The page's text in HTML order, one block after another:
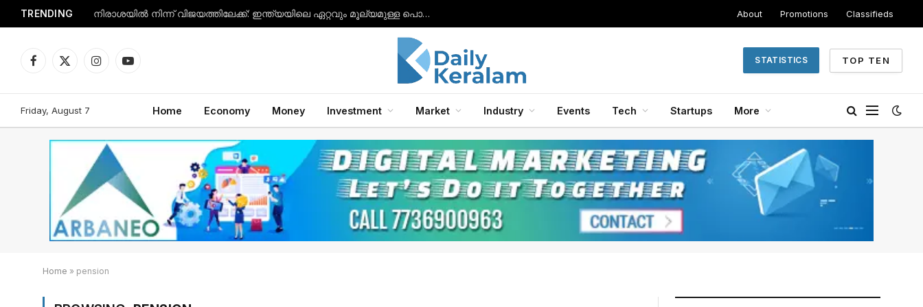
TRENDING നിരാശയിൽ നിന്ന് വിജയത്തിലേക്ക്: ഇന്ത്യയിലെ ഏറ്റവും മൂല്യമുള്ള പൊതുമേഖലാ സ്ഥാപനമായി എൽഐസി ഉയർന്നു. About Promotions Classifieds
Facebook
X
InstagramYouTube
STATISTICS TOP TEN
Friday, August 7 Home Economy Money Investment Market Industry Events Tech Startups More
Home » pension